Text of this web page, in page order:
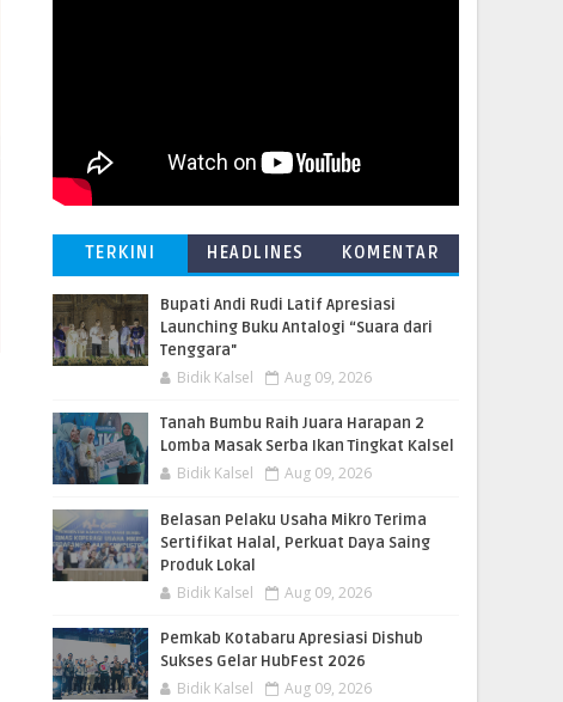
TERKINI HEADLINES KOMENTAR
Bupati Andi Rudi Latif Apresiasi
Launching Buku Antalogi “Suara dari
Tenggara"
Bidik Kalsel Aug 09, 2026
Tanah Bumbu Raih Juara Harapan 2
Lomba Masak Serba Ikan Tingkat Kalsel
Bidik Kalsel Aug 09, 2026
Belasan Pelaku Usaha Mikro Terima
Sertifikat Halal, Perkuat Daya Saing
Produk Lokal
Bidik Kalsel Aug 09, 2026
Pemkab Kotabaru Apresiasi Dishub
Sukses Gelar HubFest 2026
Bidik Kalsel Aug 09, 2026